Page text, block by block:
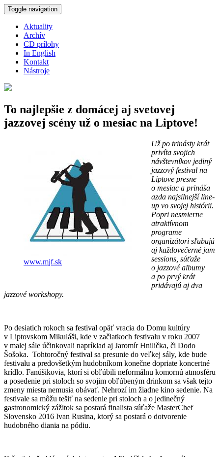
Skočiť na hlavný obsah
Toggle navigation
Aktuality
Archív
CD prílohy
In English
Kontakt
Nástroje
To najlepšie z domácej aj svetovej
jazzovej scény už o mesiac na Liptove!
www.mjf.sk
Už po trinásty krát
privíta svojich
návštevníkov jediný
jazzový festival na
Liptove presne
o mesiac a prináša
azda najsilnejší line-
up vo svojej histórii.
Popri nesmierne
atraktívnom
programe
organizátori sľubujú
aj každovečerné jam
sessions, súťaže
o jazzové albumy
a po prvý krát
pridávajú aj dva
jazzové workshopy.
Po desiatich rokoch sa festival opäť vracia do Domu kultúry
v Liptovskom Mikuláši, kde v začiatkoch festivalu v roku 2007
v malej sále účinkovali napríklad aj Jaromír Hnilička, či Dodo
Šošoka. Tohtoročný festival sa presunie do veľkej sály, kde bude
festivalu a predovšetkým hudobníkom konečne dopriate koncertné
krídlo. Fanúšikovia, ktorí si obľúbili neformálnu komornú atmosféru
a posedenie pri stoloch so svojim obľúbeným drinkom sa však tejto
zmeny miesta nemusia obávať. Nehrozí im žiadne kino sedenie. Na
festivale sa môžu tešiť na sedenie pri stoloch a o jedinečný
gastronomický zážitok sa postará finalista súťaže MasterChef
Slovensko 2016 Ivan Rusina, ktorý sa postará o dotvorenie
hudobného diania na pódiu.